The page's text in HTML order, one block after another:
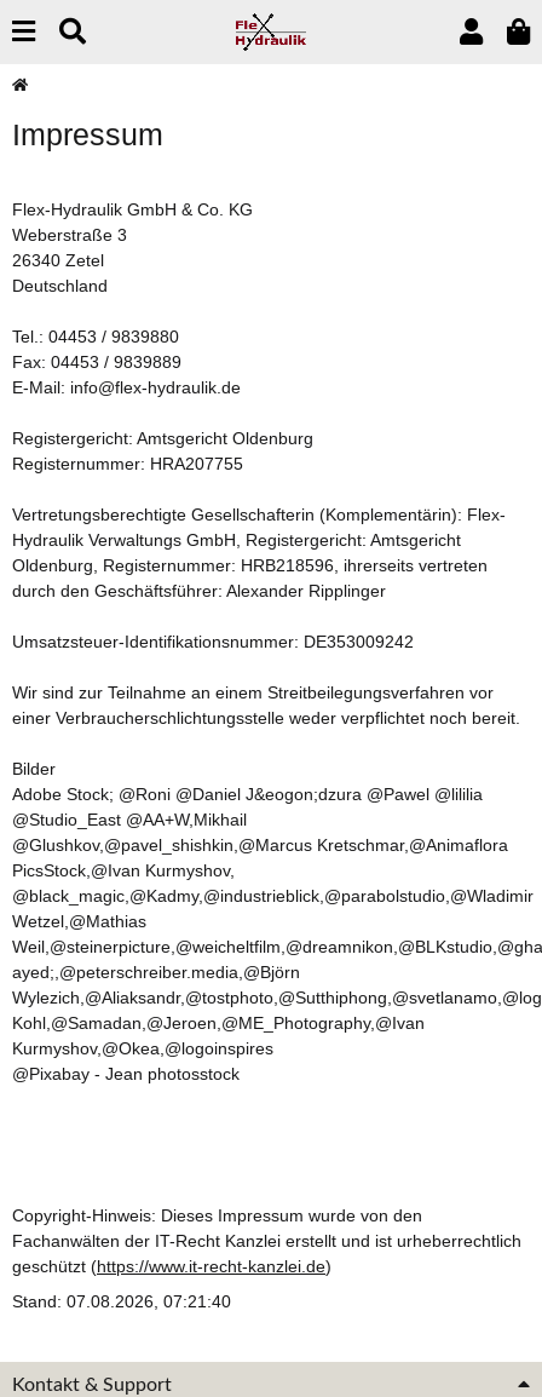
Impressum
Flex-Hydraulik GmbH & Co. KG
Weberstraße 3
26340 Zetel
Deutschland
Tel.: 04453 / 9839880
Fax: 04453 / 9839889
E-Mail: info@flex-hydraulik.de
Registergericht: Amtsgericht Oldenburg
Registernummer: HRA207755
Vertretungsberechtigte Gesellschafterin (Komplementärin): Flex-
Hydraulik Verwaltungs GmbH, Registergericht: Amtsgericht
Oldenburg, Registernummer: HRB218596, ihrerseits vertreten
durch den Geschäftsführer: Alexander Ripplinger
Umsatzsteuer-Identifikationsnummer: DE353009242
Wir sind zur Teilnahme an einem Streitbeilegungsverfahren vor
einer Verbraucherschlichtungsstelle weder verpflichtet noch bereit.
Bilder
Adobe Stock; @Roni @Daniel J&eogon;dzura @Pawel @lililia
@Studio_East @AA+W,Mikhail
@Glushkov,@pavel_shishkin,@Marcus Kretschmar,@Animaflora
PicsStock,@Ivan Kurmyshov,
@black_magic,@Kadmy,@industrieblick,@parabolstudio,@Wladimir
Wetzel,@Mathias
ayed;,@peterschreiber.media,@Björn
Kohl,@Samadan,@Jeroen,@ME_Photography,@Ivan
Kurmyshov,@Okea,@logoinspires
@Pixabay - Jean photosstock
Copyright-Hinweis: Dieses Impressum wurde von den
Fachanwälten der IT-Recht Kanzlei erstellt und ist urheberrechtlich
geschützt (https://www.it-recht-kanzlei.de)
Stand: 07.08.2026, 07:21:40
Kontakt & Support